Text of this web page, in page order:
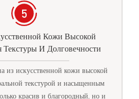
Кожи Высокой
И Долговечности
из искусственной кожи высокой
текстурой и насыщенным
красив и благородный, но и